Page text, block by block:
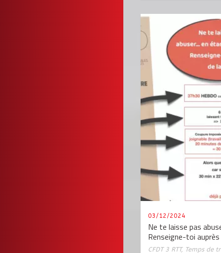
03/12/2024
Ne te laisse pas
Renseigne-toi
CFDT 3 RTT, Temps de